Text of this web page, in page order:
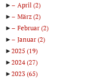
►
April(2)
►
März(2)
►
Februar(2)
►
Januar(2)
►2025 (19)
►2024(27)
►2023(65)